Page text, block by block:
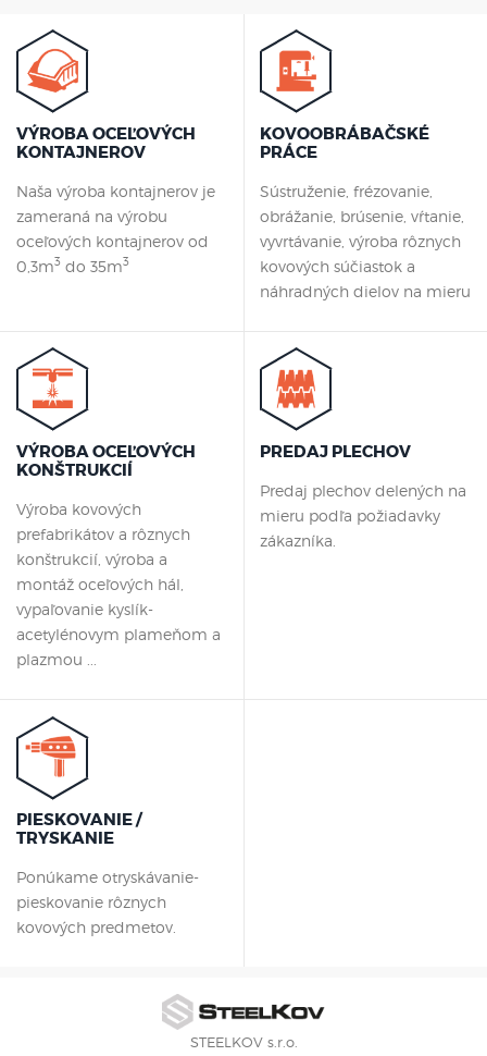
VÝROBA OCEĽOVÝCH
KONTAJNEROV
Naša výroba kontajnerov je
zameraná na výrobu
oceľových kontajnerov od
0,3m3 do 35m3
KOVOOBRÁBAČSKÉ
PRÁCE
Sústruženie, frézovanie,
obrážanie, brúsenie, vŕtanie,
vyvrtávanie, výroba rôznych
kovových súčiastok a
náhradných dielov na mieru
VÝROBA OCEĽOVÝCH
KONŠTRUKCIÍ
Výroba kovových
prefabrikátov a rôznych
konštrukcií, výroba a
montáž oceľových hál,
vypaľovanie kyslík-
acetylénovym plameňom a
plazmou ...
PREDAJ PLECHOV
Predaj plechov delených na
mieru podľa požiadavky
zákazníka.
PIESKOVANIE /
TRYSKANIE
Ponúkame otryskávanie-
pieskovanie rôznych
kovových predmetov.
STEELKOV s.r.o.